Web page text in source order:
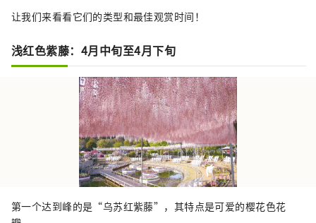
让我们来看看它们的类型和最佳观赏时间！
浅红色紫藤：4月中旬至4月下旬
第一个达到峰的是“乌苏红紫藤”，其特点是可爱的樱花色花